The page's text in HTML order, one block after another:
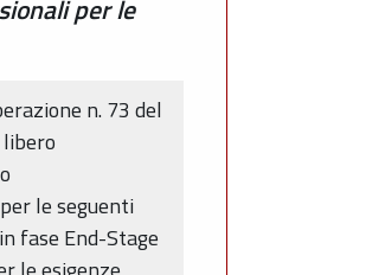
per le
n. 73 del
le seguenti
fase End-Stage